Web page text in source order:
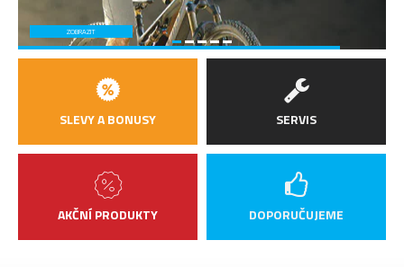
ZOBRAZIT
SLEVY A BONUSY
AKČNÍ PRODUKTY
SERVIS
DOPORUČUJEME